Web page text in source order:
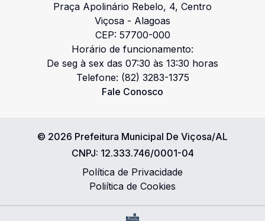
Praça Apolinário Rebelo, 4, Centro
Viçosa - Alagoas
CEP: 57700-000
Horário de funcionamento:
De seg à sex das 07:30 às 13:30 horas
Telefone: (82) 3283-1375
Fale Conosco
© 2026 Prefeitura Municipal De Viçosa/AL
CNPJ: 12.333.746/0001-04
Política de Privacidade
Poliítica de Cookies